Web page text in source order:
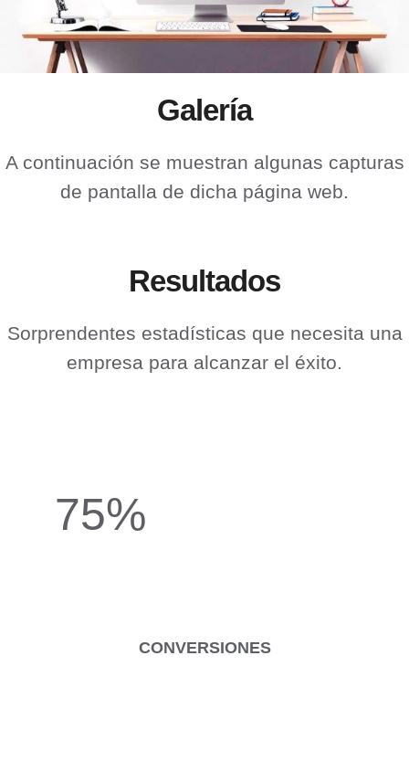
Galería
A continuación se muestran algunas capturas
de pantalla de dicha página web.
Resultados
Sorprendentes estadísticas que necesita una
empresa para alcanzar el éxito.
75%
CONVERSIONES